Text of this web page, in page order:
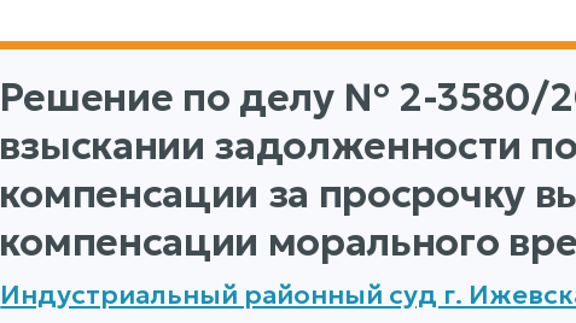
Решение по делу № 2-3580/
взыскании задолженности
компенсации за просрочку
компенсации морального
Индустриальный районный суд г.